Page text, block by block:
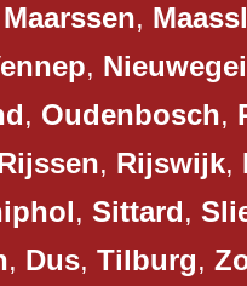
Maarssen,
,
, Oudenbosch,
, Rijswijk,
, Sittard,
, Dus, Tilburg,